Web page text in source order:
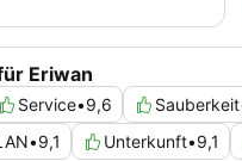
Eriwan
Service•9,6 Sauberkeit
•9,1 Unterkunft•9,1